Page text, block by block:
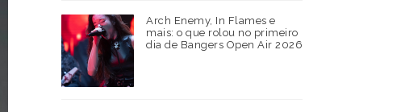
Arch Enemy, In Flames e
mais: o que rolou no primeiro
dia de Bangers Open Air 2026